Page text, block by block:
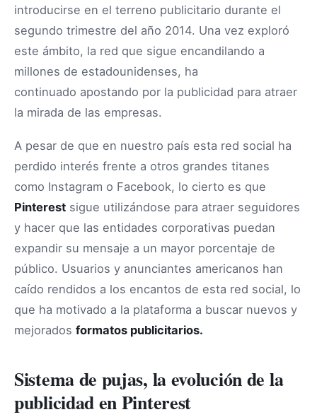
introducirse en el terreno publicitario durante el
segundo trimestre del año 2014. Una vez exploró
este ámbito, la red que sigue encandilando a
millones de estadounidenses, ha
continuado apostando por la publicidad para atraer
la mirada de las empresas.
A pesar de que en nuestro país esta red social ha
perdido interés frente a otros grandes titanes
como Instagram o Facebook, lo cierto es que
Pinterest sigue utilizándose para atraer seguidores
y hacer que las entidades corporativas puedan
expandir su mensaje a un mayor porcentaje de
público. Usuarios y anunciantes americanos han
caído rendidos a los encantos de esta red social, lo
que ha motivado a la plataforma a buscar nuevos y
mejorados formatos publicitarios.
Sistema de pujas, la evolución de la
publicidad en Pinterest